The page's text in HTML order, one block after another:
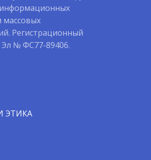
информационных
массовых
Регистрационный
Эл № ФС77-89406.
ЭТИКА